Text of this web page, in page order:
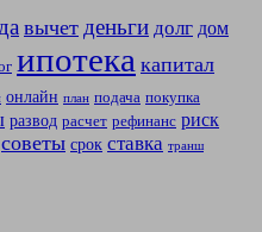
вычет деньги долг дом
ипотека капитал
онлайн план подача покупка
развод расчет рефинанс риск
советы срок ставка транш